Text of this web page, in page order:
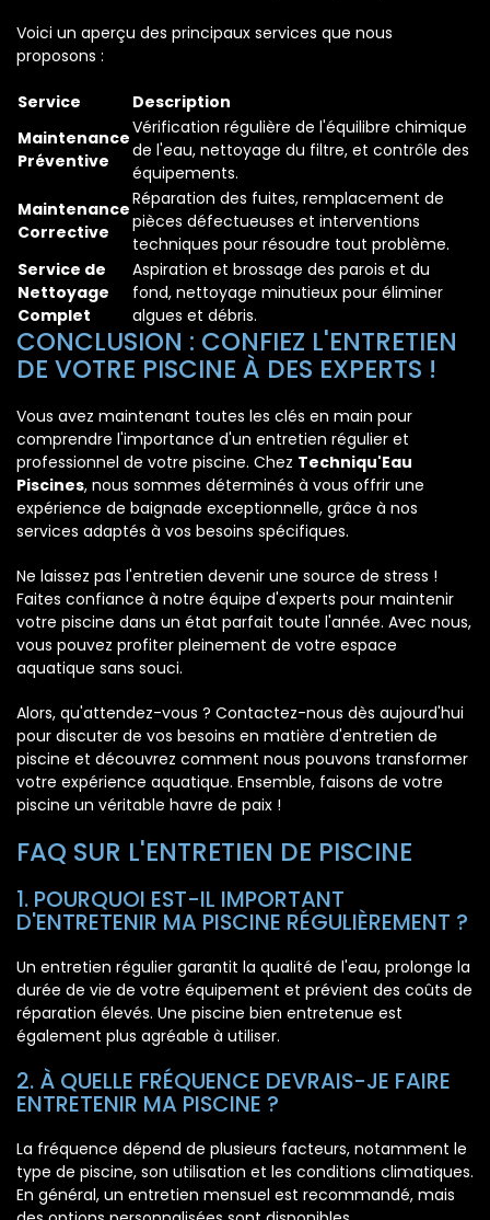
Voici un aperçu des principaux services que nous
proposons :
Service
Description
Maintenance
Préventive
Vérification régulière de l'équilibre chimique
de l'eau, nettoyage du filtre, et contrôle des
équipements.
Maintenance
Corrective
Réparation des fuites, remplacement de
pièces défectueuses et interventions
techniques pour résoudre tout problème.
Service de
Nettoyage
Complet
Aspiration et brossage des parois et du
fond, nettoyage minutieux pour éliminer
algues et débris.
CONCLUSION : CONFIEZ L'ENTRETIEN
DE VOTRE PISCINE À DES EXPERTS !
Vous avez maintenant toutes les clés en main pour
comprendre l'importance d'un entretien régulier et
professionnel de votre piscine. Chez Techniqu'Eau
Piscines, nous sommes déterminés à vous offrir une
expérience de baignade exceptionnelle, grâce à nos
services adaptés à vos besoins spécifiques.
Ne laissez pas l'entretien devenir une source de stress !
Faites confiance à notre équipe d'experts pour maintenir
votre piscine dans un état parfait toute l'année. Avec nous,
vous pouvez profiter pleinement de votre espace
aquatique sans souci.
Alors, qu'attendez-vous ? Contactez-nous dès aujourd'hui
pour discuter de vos besoins en matière d'entretien de
piscine et découvrez comment nous pouvons transformer
votre expérience aquatique. Ensemble, faisons de votre
piscine un véritable havre de paix !
FAQ SUR L'ENTRETIEN DE PISCINE
1. POURQUOI EST-IL IMPORTANT
D'ENTRETENIR MA PISCINE RÉGULIÈREMENT ?
Un entretien régulier garantit la qualité de l'eau, prolonge la
durée de vie de votre équipement et prévient des coûts de
réparation élevés. Une piscine bien entretenue est
également plus agréable à utiliser.
2. À QUELLE FRÉQUENCE DEVRAIS-JE FAIRE
ENTRETENIR MA PISCINE ?
La fréquence dépend de plusieurs facteurs, notamment le
type de piscine, son utilisation et les conditions climatiques.
En général, un entretien mensuel est recommandé, mais